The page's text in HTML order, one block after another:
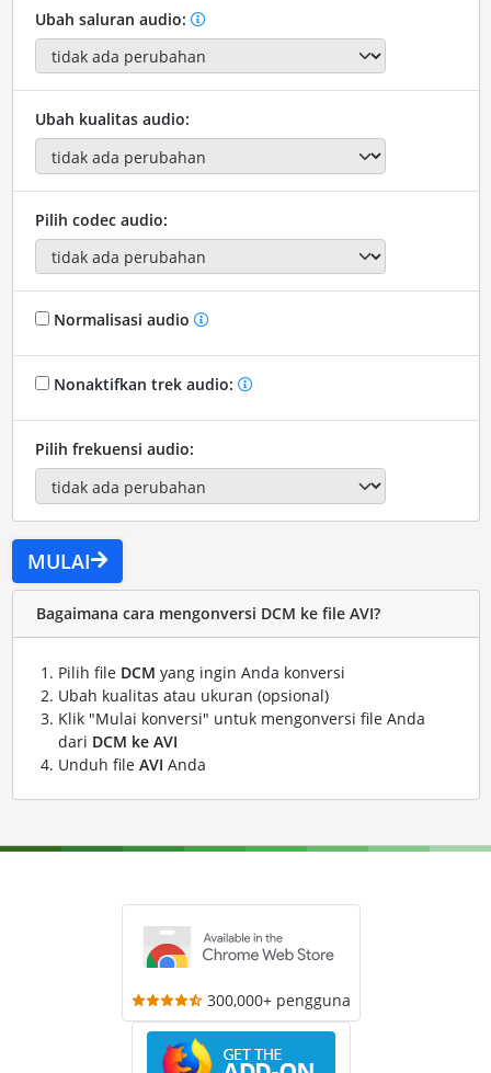
Ubah saluran audio:
Ubah kualitas audio:
Pilih codec audio:
Normalisasi audio
Nonaktifkan trek audio:
Pilih frekuensi audio:
MULAI
Bagaimana cara mengonversi DCM ke file AVI?
Pilih file DCM yang ingin Anda konversi
Ubah kualitas atau ukuran (opsional)
Klik "Mulai konversi" untuk mengonversi file Anda
dari DCM ke AVI
Unduh file AVI Anda
300,000+ pengguna